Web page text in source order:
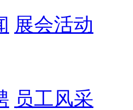
展会活动
员工风采